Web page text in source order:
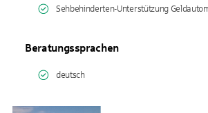
Sehbehinderten-Unterstützung
Beratungssprachen
deutsch